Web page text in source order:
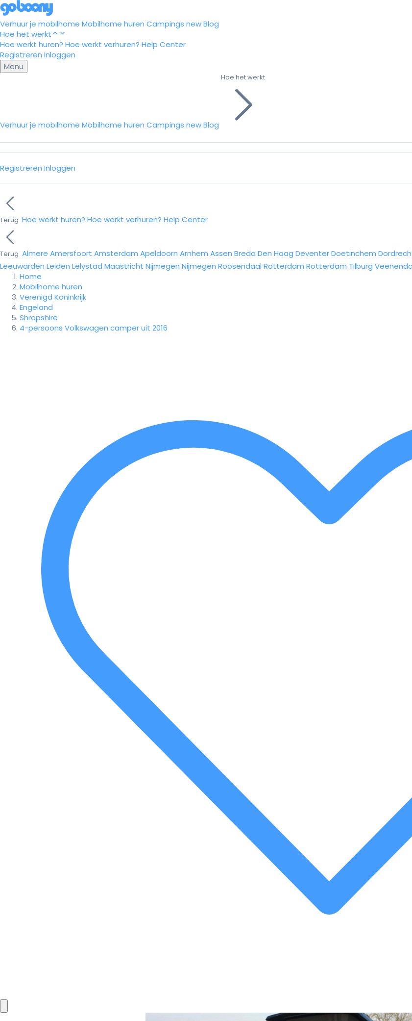
Verhuur je mobilhome Mobilhome huren Campings newBlog
Hoe het werkt
Hoe werkt huren? Hoe werkt verhuren? Help Center
Registreren Inloggen
Menu
Verhuur je mobilhome Mobilhome huren Campings newBlog
Hoe het werkt
Registreren Inloggen
Terug Hoe werkt huren? Hoe werkt verhuren? Help Center
Terug Almere Amersfoort Amsterdam Apeldoorn Arnhem Assen Breda Den Haag DeventerDoetinchem
Leeuwarden Leiden Lelystad Maastricht Nijmegen Nijmegen Roosendaal Rotterdam Rotterdam Tilburg
Home
Mobilhome huren
Verenigd Koninkrijk
Engeland
Shropshire
4-persoons Volkswagen camper uit 2016